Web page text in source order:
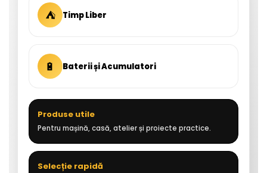
⛺ Timp Liber
🔋 Baterii și Acumulatori
Produse utile
Pentru mașină, casă, atelier și proiecte practice.
Selecție rapidă